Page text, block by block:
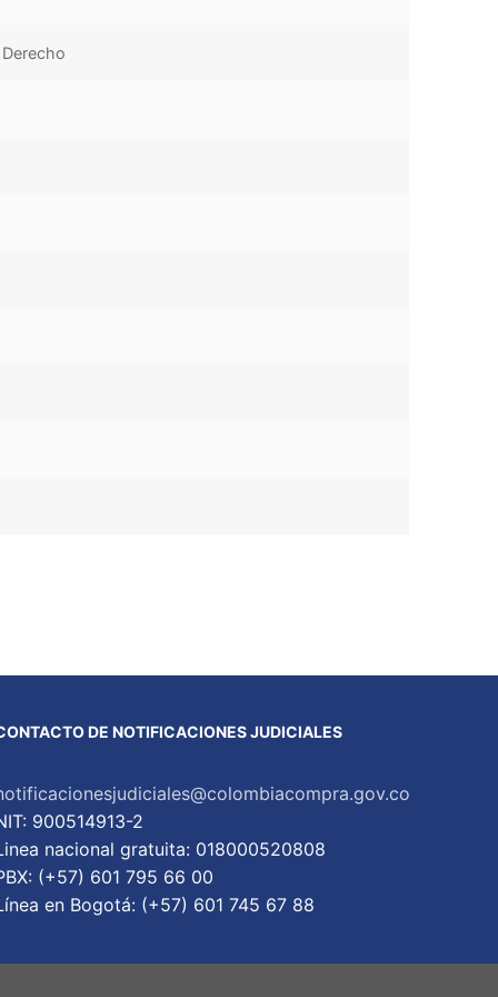
DE NOTIFICACIONES JUDICIALES
900514913-2
nacional gratuita: 018000520808
(+57) 601 795 66 00
en Bogotá: (+57) 601 745 67 88